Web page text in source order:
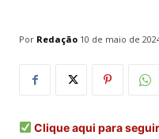
Por Redação 10 de maio de
Clique aqui para